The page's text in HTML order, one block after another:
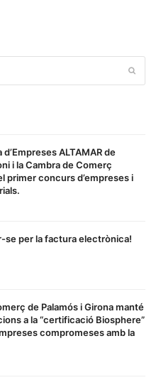
ALTAMAR de
i la Cambra de Comerç
primer concurs d’empreses i
se per la factura electrònica!
de Palamós i Girona manté
a la “certificació Biosphere”
compromeses amb la